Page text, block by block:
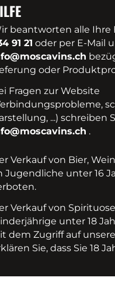
beantworten alle
91 21 oder per E-Mail
oder
Fragen zur Website
...) schreiben
.
Verkauf von Bier,
Jugendliche unter 16
Verkauf von
unter 18
dem Zugriff auf
Sie, dass Sie 18